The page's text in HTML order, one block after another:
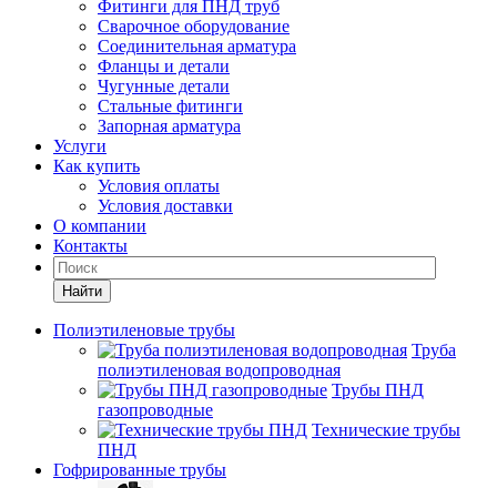
Фитинги для ПНД труб
Сварочное оборудование
Соединительная арматура
Фланцы и детали
Чугунные детали
Стальные фитинги
Запорная арматура
Услуги
Как купить
Условия оплаты
Условия доставки
О компании
Контакты
Найти
Полиэтиленовые трубы
Труба
полиэтиленовая водопроводная
Трубы ПНД
газопроводные
Технические трубы
ПНД
Гофрированные трубы